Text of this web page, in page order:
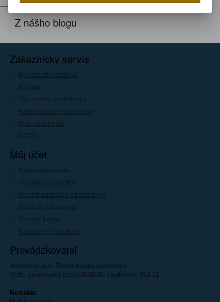
Z nášho blogu
Zákaznícky servís
Rýchla objednávka
Kontakt
Obchodné podmienky
Reklamačné podmienky
Ako nakupovať
GDPR
Môj účet
Nová registrácia
Oblúbené položky
Predchádzajúce objednávky
Editácia zákazníka
Zmeniť heslo
Nastavenie cookies
Prevádzkovateľ
Volkomer Ján, Thorn-hobby elektronic
Sídlo: Lieskovská cesta 2509/36, Lieskovec, 962 21
Kontakt